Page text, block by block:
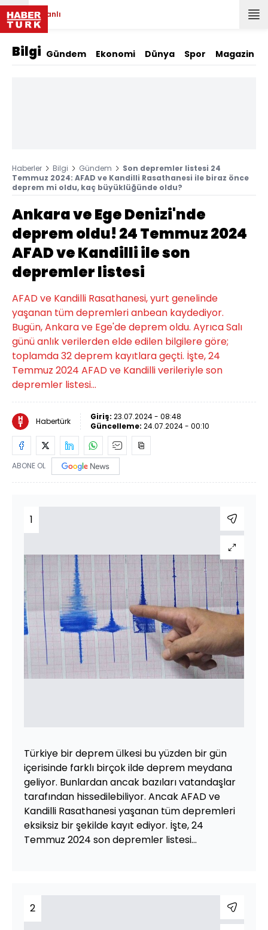
Canlı
Bilgi Gündem Ekonomi Dünya Spor Magazin
Haberler Bilgi Gündem
Son depremler listesi 24
Temmuz 2024: AFAD ve Kandilli Rasathanesi ile biraz önce
deprem mi oldu, kaç büyüklüğünde oldu?
Ankara ve Ege Denizi'nde
deprem oldu! 24 Temmuz 2024
AFAD ve Kandilli ile son
depremler listesi
AFAD ve Kandilli Rasathanesi, yurt genelinde
yaşanan tüm depremleri anbean kaydediyor.
Bugün, Ankara ve Ege'de deprem oldu. Ayrıca Salı
günü anlık verilerden elde edilen bilgilere göre;
toplamda 32 deprem kayıtlara geçti. İşte, 24
Temmuz 2024 AFAD ve Kandilli verileriyle son
depremler listesi...
Habertürk Giriş: 23.07.2024 - 08:48
Güncelleme: 24.07.2024 - 00:10
ABONE OL
1
Türkiye bir deprem ülkesi bu yüzden bir gün
içerisinde farklı birçok ilde deprem meydana
geliyor. Bunlardan ancak bazıları vatandaşlar
tarafından hissedilebiliyor. Ancak AFAD ve
Kandilli Rasathanesi yaşanan tüm depremleri
eksiksiz bir şekilde kayıt ediyor. İşte, 24
Temmuz 2024 son depremler listesi...
2